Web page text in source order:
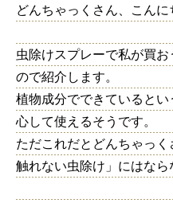
どんちゃっくさん、こんに
虫除けスプレーで私が買
ので紹介します。
植物成分でできていると
心して使えるそうです。
ただこれだとどんちゃっ
触れない虫除け」にはなら